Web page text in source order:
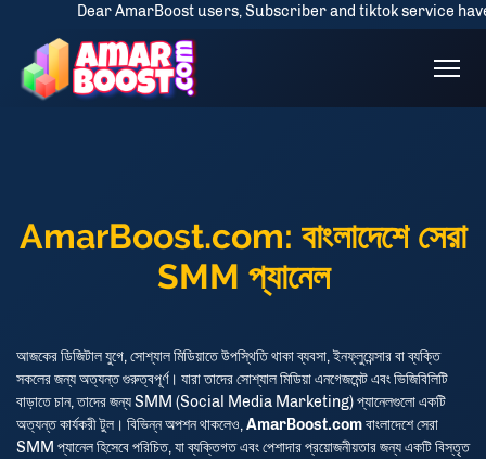
Dear AmarBoost users, Subscriber and tiktok service have
AmarBoost.com: বাংলাদেশে সেরা
SMM প্যানেল
আজকের ডিজিটাল যুগে, সোশ্যাল মিডিয়াতে উপস্থিতি থাকা ব্যবসা, ইনফ্লুয়েন্সার বা ব্যক্তি
সকলের জন্য অত্যন্ত গুরুত্বপূর্ণ। যারা তাদের সোশ্যাল মিডিয়া এনগেজমেন্ট এবং ভিজিবিলিটি
বাড়াতে চান, তাদের জন্য SMM (Social Media Marketing) প্যানেলগুলো একটি
অত্যন্ত কার্যকরী টুল। বিভিন্ন অপশন থাকলেও,AmarBoost.comবাংলাদেশে সেরা
SMM প্যানেল হিসেবে পরিচিত, যা ব্যক্তিগত এবং পেশাদার প্রয়োজনীয়তার জন্য একটি বিস্তৃত